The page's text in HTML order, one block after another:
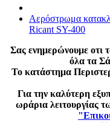
Αερόστρωμα
Ricant SY-400
Σας ενημερώνουμε οτι
όλα τα
Το κατάστημα
Για την καλύτερη
ωράρια λειτουργίας